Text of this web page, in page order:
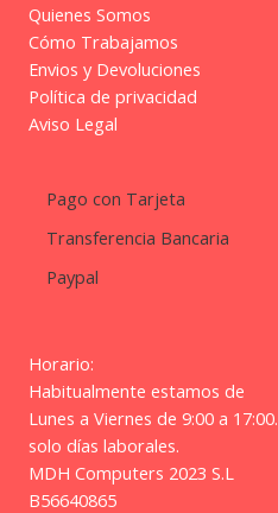
Quienes Somos
Cómo Trabajamos
Envios y Devoluciones
Política de privacidad
Aviso Legal
Pago con Tarjeta
Transferencia Bancaria
Paypal
Horario:
Habitualmente estamos de
Lunes a Viernes de 9:00 a 17:00.
solo días laborales.
MDH Computers 2023 S.L
B56640865